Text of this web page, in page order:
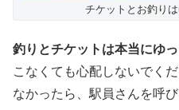
チケットとお釣り
釣りとチケットは本当にゆ
こなくても心配しないでく
なかったら、駅員さんを呼び